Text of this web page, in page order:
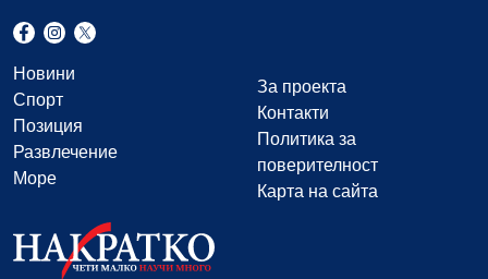
Новини
Спорт
Позиция
Развлечение
Море
За проекта
Контакти
Политика за
поверителност
Карта на сайта